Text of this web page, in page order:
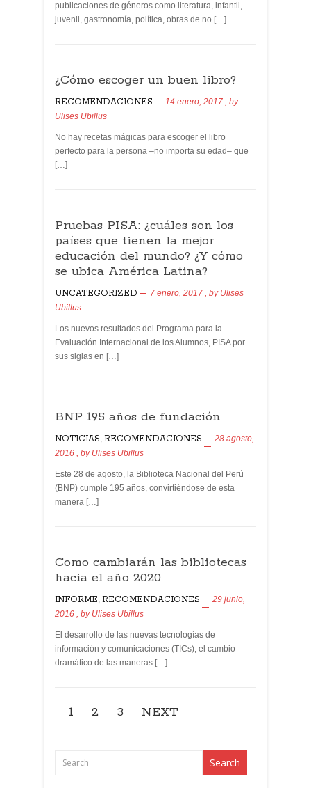
publicaciones de géneros como literatura, infantil,
juvenil, gastronomía, política, obras de no […]
¿Cómo escoger un buen libro?
RECOMENDACIONES 14 enero, 2017 , by
Ulises Ubillus
No hay recetas mágicas para escoger el libro
perfecto para la persona –no importa su edad– que
[…]
Pruebas PISA: ¿cuáles son los
países que tienen la mejor
educación del mundo? ¿Y cómo
se ubica América Latina?
UNCATEGORIZED 7 enero, 2017 , by Ulises
Ubillus
Los nuevos resultados del Programa para la
Evaluación Internacional de los Alumnos, PISA por
sus siglas en […]
BNP 195 años de fundación
NOTICIAS, RECOMENDACIONES
28 agosto,
2016 , by Ulises Ubillus
Este 28 de agosto, la Biblioteca Nacional del Perú
(BNP) cumple 195 años, convirtiéndose de esta
manera […]
Como cambiarán las bibliotecas
hacia el año 2020
INFORME, RECOMENDACIONES
29 junio,
2016 , by Ulises Ubillus
El desarrollo de las nuevas tecnologías de
información y comunicaciones (TICs), el cambio
dramático de las maneras […]
1 2 3 NEXT